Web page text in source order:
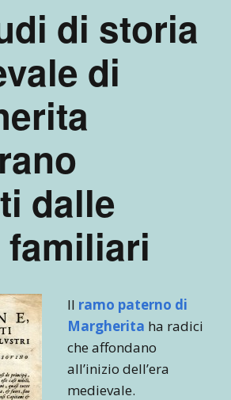
di storia
di
dalle
Il ramo paterno di
Margherita ha radici
che affondano
all’inizio dell’era
medievale.